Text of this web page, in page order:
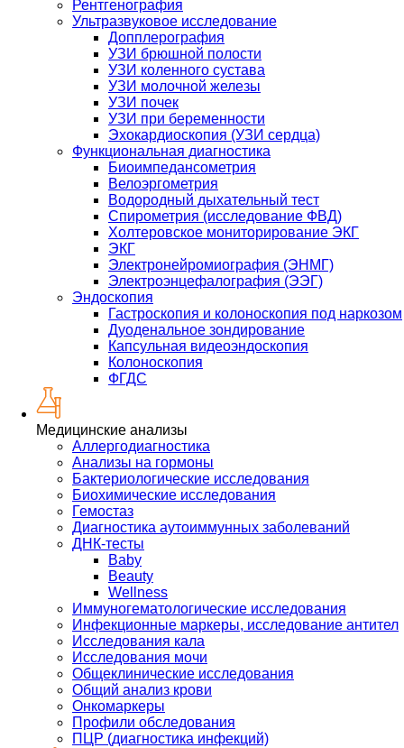
Рентгенография
Ультразвуковое исследование
Допплерография
УЗИ брюшной полости
УЗИ коленного сустава
УЗИ молочной железы
УЗИ почек
УЗИ при беременности
Эхокардиоскопия (УЗИ сердца)
Функциональная диагностика
Биоимпедансометрия
Велоэргометрия
Водородный дыхательный тест
Спирометрия (исследование ФВД)
Холтеровское мониторирование ЭКГ
ЭКГ
Электронейромиография (ЭНМГ)
Электроэнцефалография (ЭЭГ)
Эндоскопия
Гастроскопия и колоноскопия под наркозом
Дуоденальное зондирование
Капсульная видеоэндоскопия
Колоноскопия
ФГДС
Медицинские анализы
Аллергодиагностика
Анализы на гормоны
Бактериологические исследования
Биохимические исследования
Гемостаз
Диагностика аутоиммунных заболеваний
ДНК-тесты
Baby
Beauty
Wellness
Иммуногематологические исследования
Инфекционные маркеры, исследование антител
Исследования кала
Исследования мочи
Общеклинические исследования
Общий анализ крови
Онкомаркеры
Профили обследования
ПЦР (диагностика инфекций)